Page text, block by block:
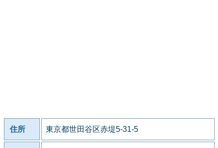
住所 東京都世田谷区赤堤5-31-5